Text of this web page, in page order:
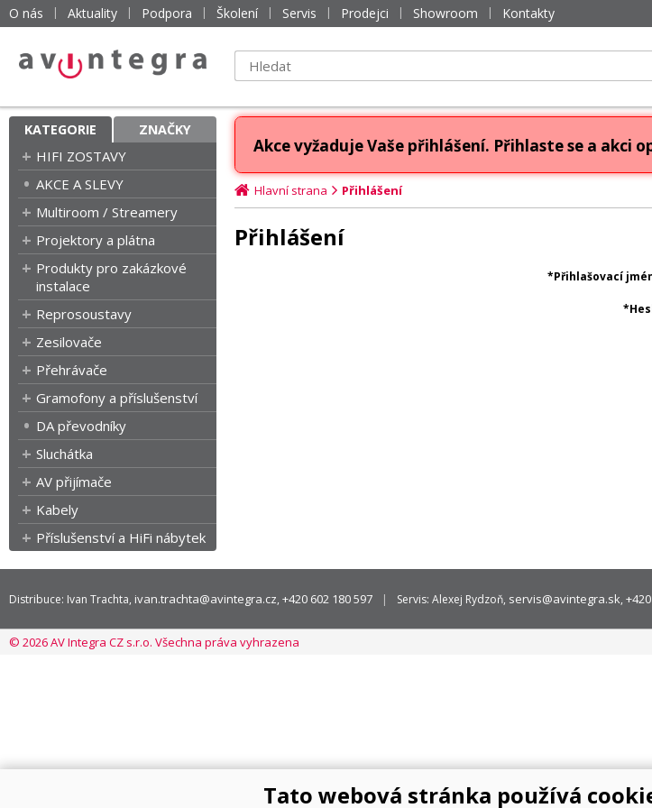
O nás Aktuality Podpora Školení Servis Prodejci Showroom Kontakty
KATEGORIE ZNAČKY
HIFI ZOSTAVY
AKCE A SLEVY
Multiroom / Streamery
Projektory a plátna
Produkty pro zakázkové
instalace
Reprosoustavy
Zesilovače
Přehrávače
Gramofony a příslušenství
DA převodníky
Sluchátka
AV přijímače
Kabely
Příslušenství a HiFi nábytek
Akce vyžaduje Vaše přihlášení. Přihlaste se a akci
Hlavní strana Přihlášení
Přihlášení
Přihlašovací
Distribuce: Ivan Trachta, ivan.trachta@avintegra.cz, +420 602 180 597 Servis: Alexej Rydzoň, servis@avintegra.sk,
© 2026 AV Integra CZ s.r.o. Všechna práva vyhrazena
Tato webová stránka používá